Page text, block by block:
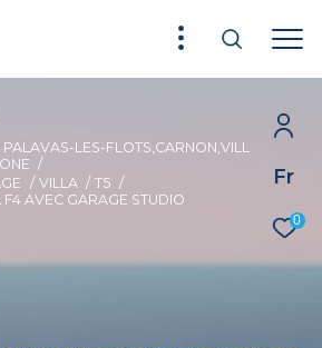
Fr
0
LES-FLOTS,CARNON,VILL
VILLA
T5
AVEC GARAGE STUDIO